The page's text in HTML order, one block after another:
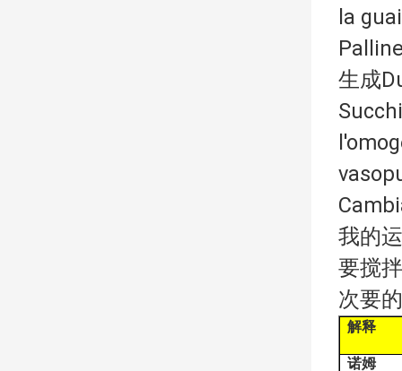
la
生成
我的
要搅
次要
解释
诺姆